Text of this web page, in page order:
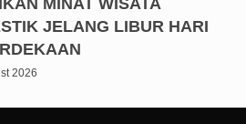
JELANG LIBUR HARI
2026